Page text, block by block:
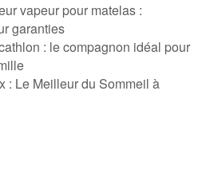
vapeur pour matelas :
garanties
: le compagnon idéal pour
: Le Meilleur du Sommeil à